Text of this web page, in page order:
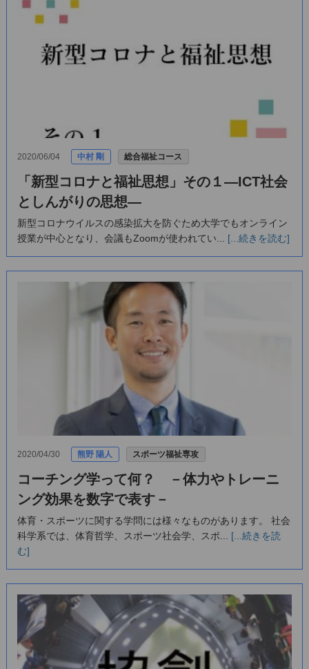
2020/06/04 中村 剛 総合福祉コース
「新型コロナと福祉思想」その１―ICT社会
としんがりの思想―
新型コロナウイルスの感染拡大を防ぐため大学でもオンライン
授業が中心となり、会議もZoomが使われてい... [...続きを読む]
2020/04/30 熊野 陽人 スポーツ福祉専攻
コーチング学って何？ －体力やトレーニ
ング効果を数字で表す－
体育・スポーツに関する学問には様々なものがあります。 社会
科学系では、体育哲学、スポーツ社会学、スポ... [...続きを読
む]